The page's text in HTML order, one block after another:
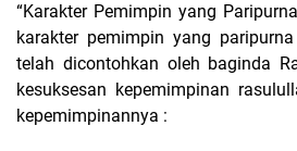
“Karakter Pemimpin yang
karakter pemimpin yang
telah dicontohkan oleh baginda
kesuksesan kepemimpinan
kepemimpinannya :